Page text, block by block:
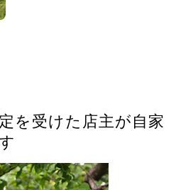
を受けた店主が自家